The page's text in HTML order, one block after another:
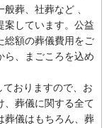
葬、社葬など 、
案しています。公益
総額の葬儀費用をご
ら、まごころを込め
おりますので、お
、葬儀に関する全て
葬儀はもちろん、葬